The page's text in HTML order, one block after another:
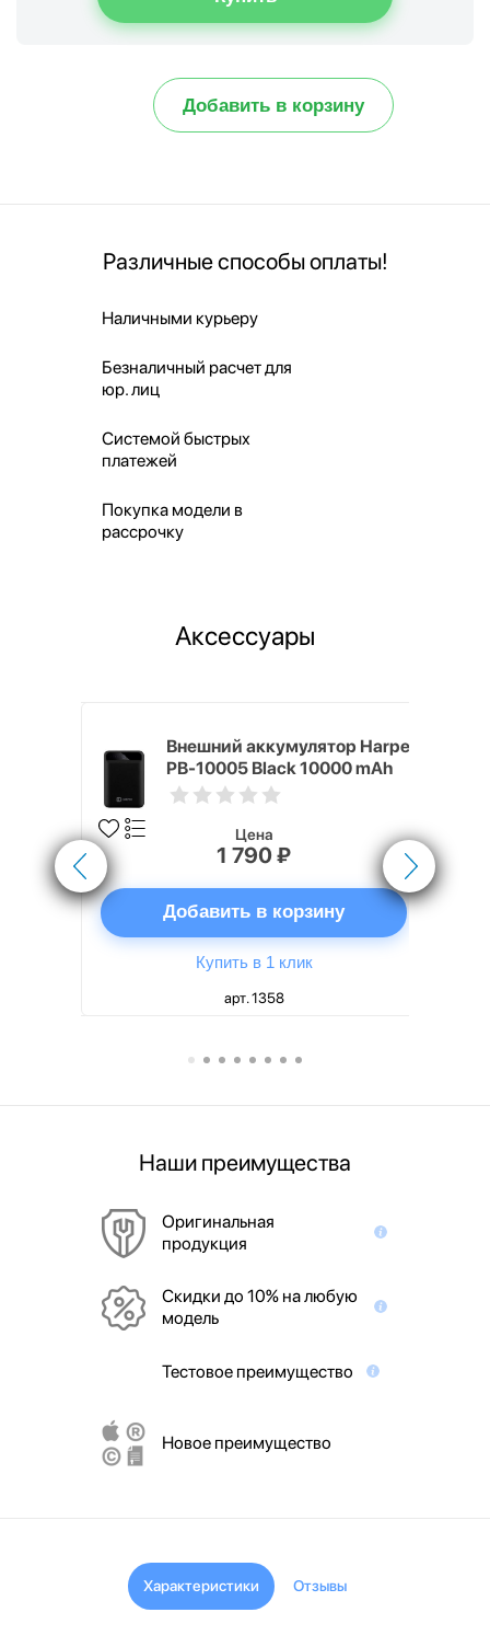
Добавить в корзину
Различные способы оплаты!
Наличными курьеру
Безналичный расчет для
юр. лиц
Системой быстрых
платежей
Покупка модели в
рассрочку
Аксессуары
Внешний аккумулятор Harper
PB-10005 Black 10000 mAh
Цена
1 790 ₽
Добавить в корзину
Купить в 1 клик
арт. 1358
Наши преимущества
Оригинальная
продукция
Скидки до 10% на любую
модель
Тестовое преимущество
Новое преимущество
Характеристики Отзывы